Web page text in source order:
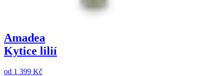
Amadea
Kytice lilií
od 1 399 Kč